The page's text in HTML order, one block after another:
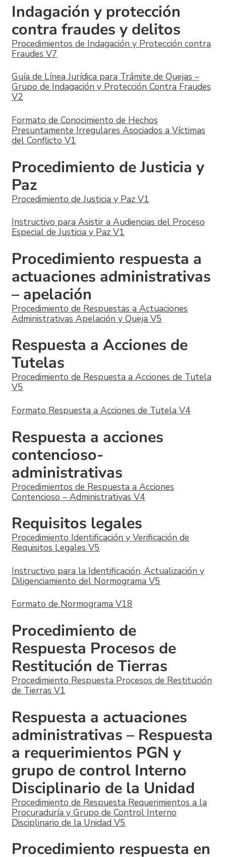
Indagación y protección
contra fraudes y delitos
Procedimientos de Indagación y Protección contra
Fraudes V7
Guía de Línea Jurídica para Trámite de Quejas –
Grupo de Indagación y Protección Contra Fraudes
V2
Formato de Conocimiento de Hechos
Presuntamente Irregulares Asociados a Víctimas
del Conflicto V1
Procedimiento de Justicia y
Paz
Procedimiento de Justicia y Paz V1
Instructivo para Asistir a Audiencias del Proceso
Especial de Justicia y Paz V1
Procedimiento respuesta a
actuaciones administrativas
– apelación
Procedimiento de Respuestas a Actuaciones
Administrativas Apelación y Queja V5
Respuesta a Acciones de
Tutelas
Procedimiento de Respuesta a Acciones de Tutela
V5
Formato Respuesta a Acciones de Tutela V4
Respuesta a acciones
contencioso-
administrativas
Procedimientos de Respuesta a Acciones
Contencioso – Administrativas V4
Requisitos legales
Procedimiento Identificación y Verificación de
Requisitos Legales V5
Instructivo para la Identificación, Actualización y
Diligenciamiento del Normograma V5
Formato de Normograma V18
Procedimiento de
Respuesta Procesos de
Restitución de Tierras
Procedimiento Respuesta Procesos de Restitución
de Tierras V1
Respuesta a actuaciones
administrativas – Respuesta
a requerimientos PGN y
grupo de control Interno
Disciplinario de la Unidad
Procedimiento de Respuesta Requerimientos a la
Procuraduría y Grupo de Control Interno
Disciplinario de la Unidad V5
Procedimiento respuesta en